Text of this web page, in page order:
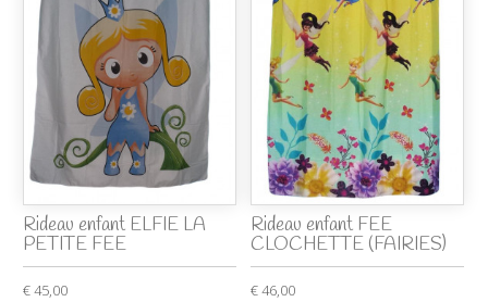
Rideau enfant ELFIE LA
PETITE FEE
€ 45,00
Rideau enfant FEE
CLOCHETTE (FAIRIES)
€ 46,00